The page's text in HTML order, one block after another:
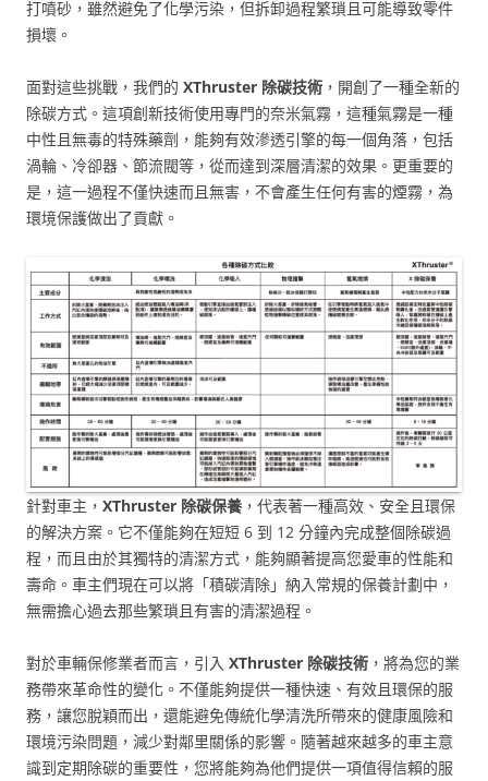
打噴砂，雖然避免了化學污染，但拆卸過程繁瑣且可能導致零件
損壞。
面對這些挑戰，我們的 XThruster 除碳技術 ，開創了一種全新的
除碳方式。這項創新技術使用專門的奈米氣霧，這種氣霧是一種
中性且無毒的特殊藥劑，能夠有效滲透引擎的每一個角落，包括
渦輪、冷卻器、節流閥等，從而達到深層清潔的效果。更重要的
是，這一過程不僅快速而且無害，不會產生任何有害的煙霧，為
環境保護做出了貢獻。
針對車主， XThruster 除碳保養 ，代表著一種高效、安全且環保
的解決方案。它不僅能夠在短短 6 到 12 分鐘內完成整個除碳過
程，而且由於其獨特的清潔方式，能夠顯著提高您愛車的性能和
壽命。車主們現在可以將「積碳清除」納入常規的保養計劃中，
無需擔心過去那些繁瑣且有害的清潔過程。
對於車輛保修業者而言，引入 XThruster 除碳技術 ，將為您的業
務帶來革命性的變化。不僅能夠提供一種快速、有效且環保的服
務，讓您脫穎而出，還能避免傳統化學清洗所帶來的健康風險和
環境污染問題，減少對鄰里關係的影響。隨著越來越多的車主意
識到定期除碳的重要性，您將能夠為他們提供一項值得信賴的服